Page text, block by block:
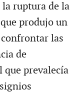
ruptura de la
produjo un
las
de
que prevalecía